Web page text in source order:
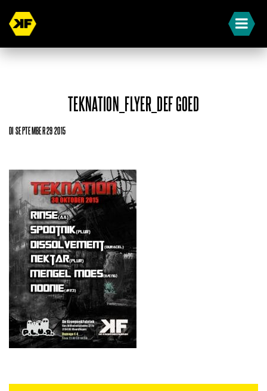
TEKNATION_FLYER_DEF GOED
DI SEPTEMBER 29 2015